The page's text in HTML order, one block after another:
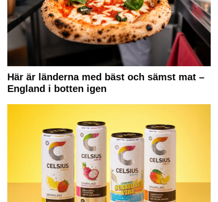
Här är länderna med bäst och sämst mat –
England i botten igen